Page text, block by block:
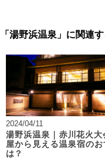
「湯野浜温泉」に関連
2024/04/11
湯野浜温泉｜赤川花火大
屋から見える温泉宿のお
は？